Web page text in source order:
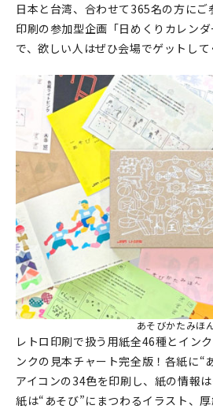
日本と台湾、合わせて365名の方にご
印刷の参加型企画「日めくりカレン
で、欲しい人はぜひ会場でゲットして
あそびかたみほ
レトロ印刷で扱う用紙全46種とイン
ンクの見本チャート完全版！各紙に“
アイコンの34色を印刷し、紙の情報
紙は“あそび”にまつわるイラスト、